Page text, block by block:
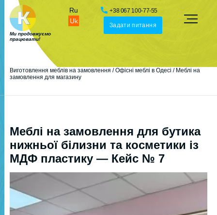
Ми продовжуємо
працювати!
Uk
Ru +38 067 100-77-55
Задати питання
Виготовлення меблів на замовлення /Офісні меблі в Одесі / Меблі на
замовлення для магазину
Меблі на замовлення для бутика
нижньої білизни та косметики із
МДФ пластику — Кейс № 7